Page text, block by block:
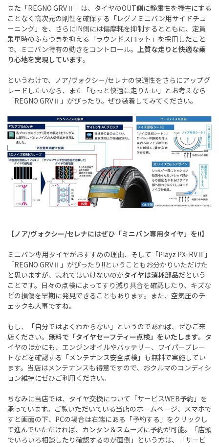
また「REGNO GRVⅡ」は、タイヤのOUT側に静粛性を犠牲にする
ことなく高次元の剛性を確保する「レグノミニバン用サイドチュ
ーニング」を、さらにIN側には偏摩耗を抑制するとともに、定員
乗車時のふらつきを抑える「ラウンドスロット」を採用したこと
で、ミニバン特有の動きをコントロール。
上質な走りと快適な乗
り心地を実現しています。
というわけで、ノア/ヴォクシー/セレナの快適性をさらにアップグ
レードしたいなら、また「もっと快適に走りたい」とお考えなら
「REGNO GRVⅡ」がぴったり。ぜひ装着してみてください。
【ノア/ヴォクシー/セレナにはぜひ「ミニバン専用タイヤ」を!!】
ミニバン専用タイヤがおすすめの理由、そして「Playz PX-RVⅡ」
「REGNO GRVⅡ」がぴったり!!ということもお分かりいただけた
と思いますが、忘れてはいけないのがタイヤは消耗部品だという
ことです。日々の点検によってすり減り具合を確認したり、キズな
どの損傷を早期に発見できることもあります。また、空気圧のチ
ェックも大事ですね。
もし、「自分ではよくわからない」というのであれば、ぜひご来
店ください。 無料で「タイヤセーフティー点検」をいたします。タ
イヤのほかにも、エンジンオイルやバッテリー、ワイパーブレー
ドなどを確認する「メンテナンス安全点検」も無料で実施してい
ます。当店はメンテナンスも得意ですので、おクルマのコンディシ
ョン維持にぜひご利用ください。
ちなみに当店では、タイヤ交換について「サービスWEB予約」を
承っています。ご覧いただいている当店のホームページ、スマホで
すと画面の下、PCの場合は右端にある「予約する」をクリックし
て進んでいただければ、カンタン＆スムーズに予約が可能。「店頭
でいろいろ相談したり確認するのが面倒」という方は、「サービ